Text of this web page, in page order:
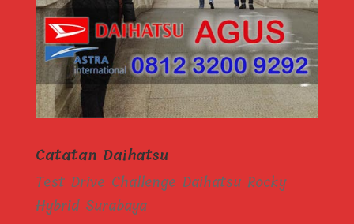
Catatan Daihatsu
Test Drive Challenge Daihatsu Rocky
Hybrid Surabaya